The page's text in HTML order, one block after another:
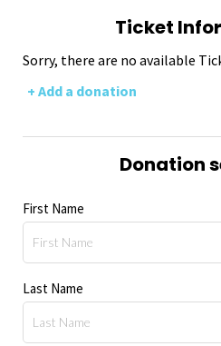
Ticket
Sorry, there are no available
+ Add a donation
Donation
First Name
Last Name